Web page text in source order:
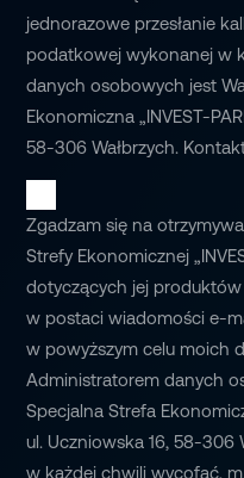
jednorazowe przesłanie
podatkowej wykonanej w
danych osobowych jest
Ekonomiczna „INVEST-
58-306 Wałbrzych.
Zgadzam się na
Strefy Ekonomicznej
dotyczących jej produktów
w postaci wiadomości e-
w powyższym celu moich
Administratorem danych
Specjalna Strefa
ul. Uczniowska 16, 58-306
w każdej chwili wycofać,